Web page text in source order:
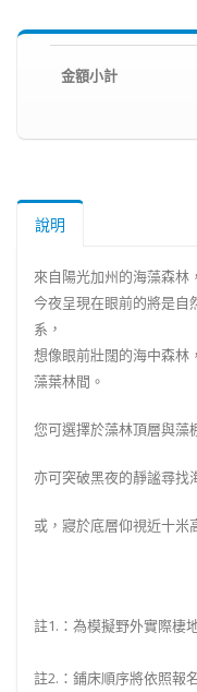
金額小計
說明
來自陽光加州的海藻森林
今夜呈現在眼前的將是自
系，
想像眼前壯闊的海中森林
藻葉林間。
您可選擇於藻林頂層與藻
亦可突破黑夜的靜謐尋找
或，寢於底層仰視近十米
註1.：為模擬野外實際棲
註2.：鋪床順序將依照報